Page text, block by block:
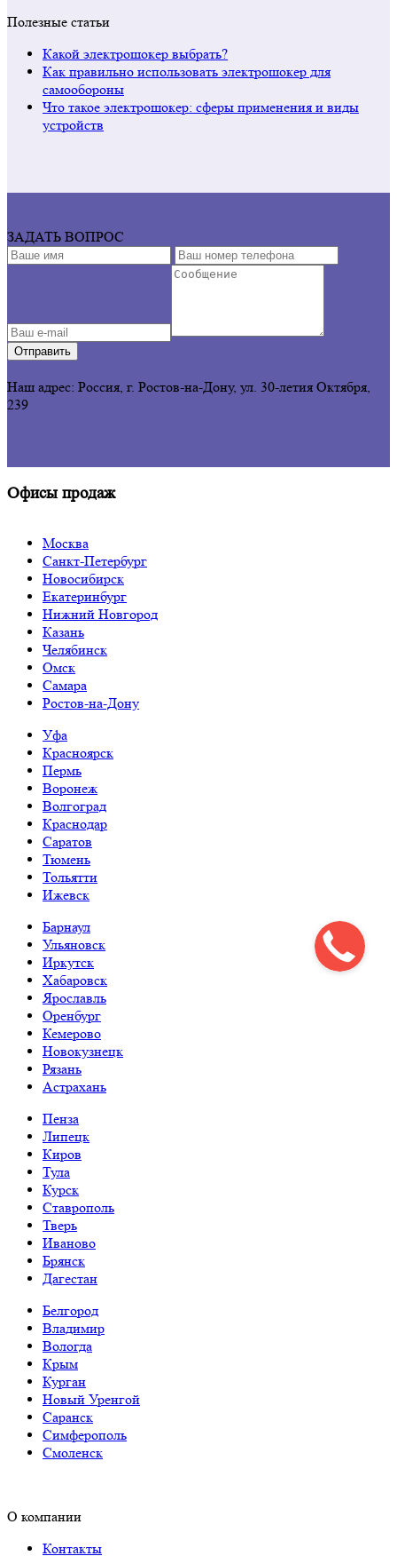
Полезные статьи
Какой электрошокер выбрать?
Как правильно использовать электрошокер для
самообороны
Что такое электрошокер: сферы применения и виды
устройств
ЗАДАТЬ ВОПРОС
Отправить
Наш адрес: Россия, г. Ростов-на-Дону, ул. 30-летия Октября,
239
Офисы продаж
Москва
Санкт-Петербург
Новосибирск
Екатеринбург
Нижний Новгород
Казань
Челябинск
Омск
Самара
Ростов-на-Дону
Уфа
Красноярск
Пермь
Воронеж
Волгоград
Краснодар
Саратов
Тюмень
Тольятти
Ижевск
Барнаул
Ульяновск
Иркутск
Хабаровск
Ярославль
Оренбург
Кемерово
Новокузнецк
Рязань
Астрахань
Пенза
Липецк
Киров
Тула
Курск
Ставрополь
Тверь
Иваново
Брянск
Дагестан
Белгород
Владимир
Вологда
Крым
Курган
Новый Уренгой
Саранск
Симферополь
Смоленск
О компании
Контакты